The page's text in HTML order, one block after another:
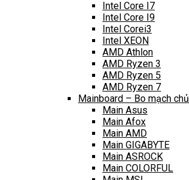
Intel Core I7
Intel Core I9
Intel Corei3
Intel XEON
AMD Athlon
AMD Ryzen 3
AMD Ryzen 5
AMD Ryzen 7
Mainboard – Bo mạch chủ
Main Asus
Main Afox
Main AMD
Main GIGABYTE
Main ASROCK
Main COLORFUL